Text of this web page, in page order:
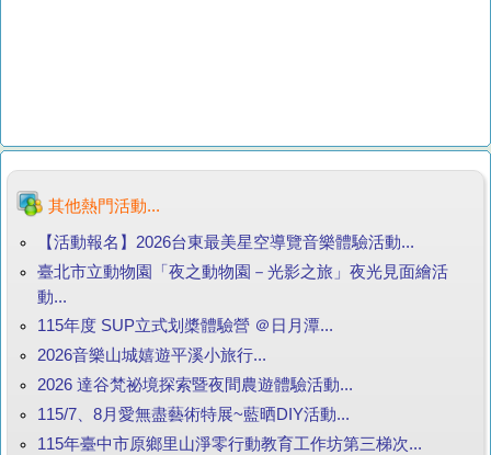
其他熱門活動...
【活動報名】2026台東最美星空導覽音樂體驗活動...
臺北市立動物園「夜之動物園－光影之旅」夜光見面繪活
動...
115年度 SUP立式划槳體驗營 ＠日月潭...
2026音樂山城嬉遊平溪小旅行...
2026 達谷梵祕境探索暨夜間農遊體驗活動...
115/7、8月愛無盡藝術特展~藍晒DIY活動...
115年臺中市原鄉里山淨零行動教育工作坊第三梯次...